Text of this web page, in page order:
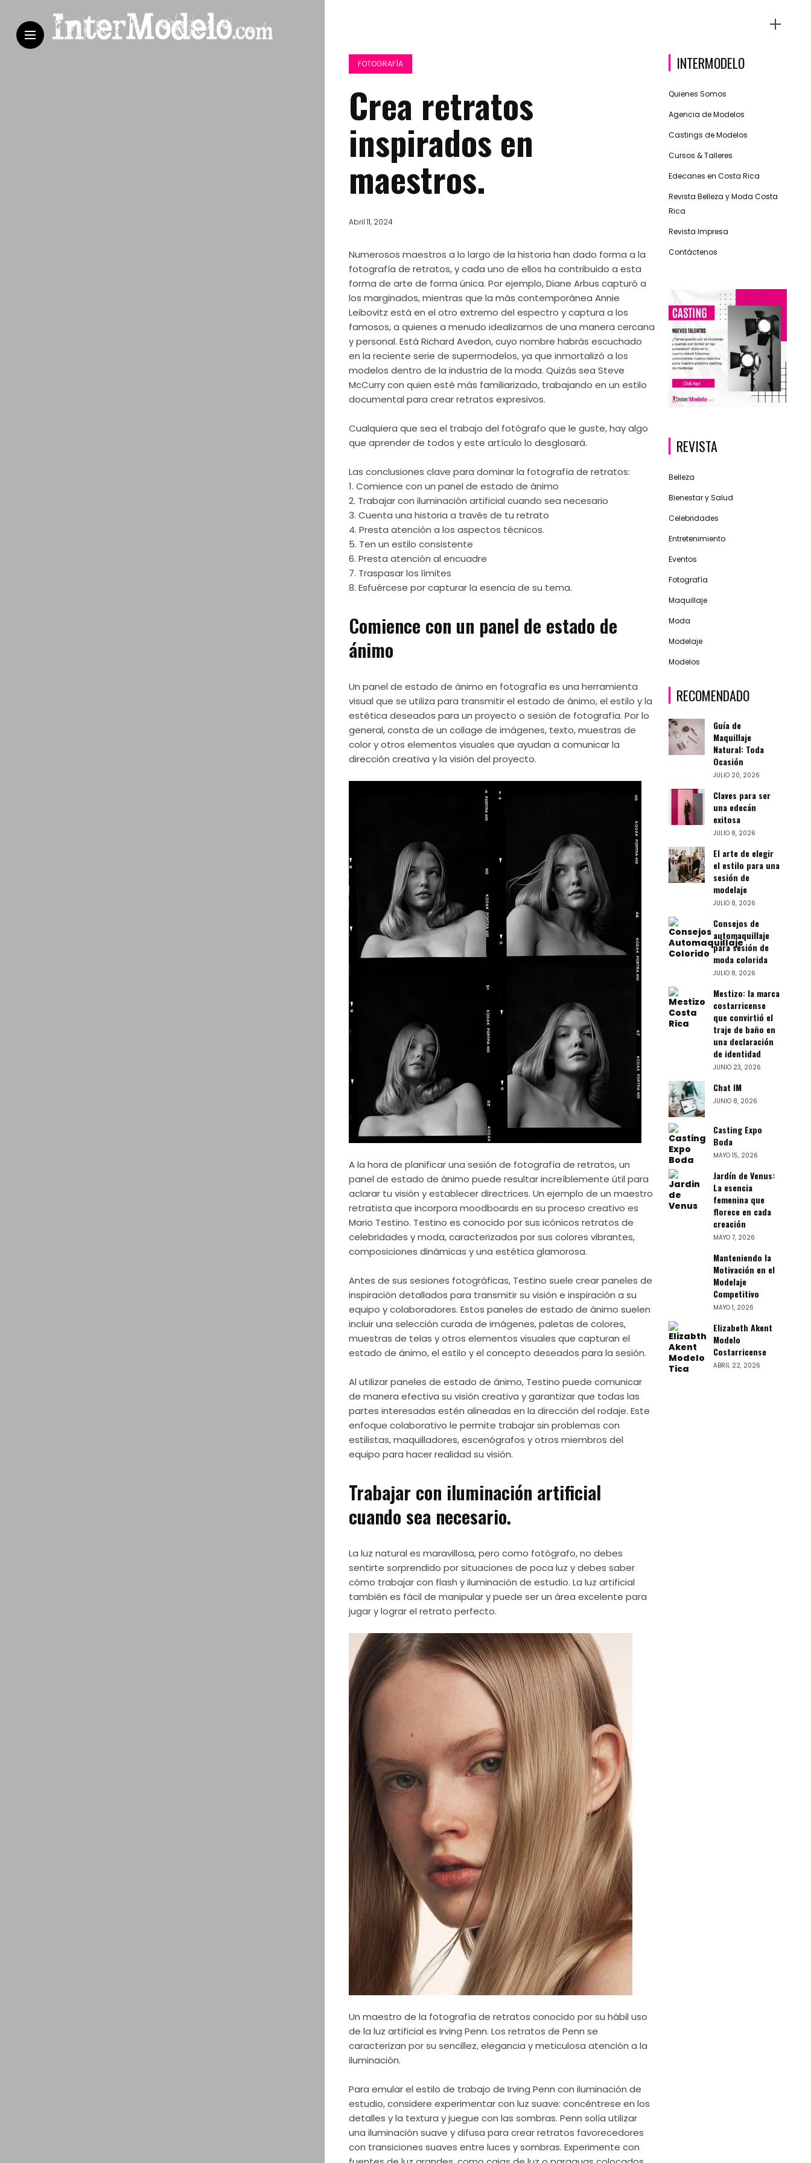
FOTOGRAFÍA
Crea retratos
inspirados en
maestros.
Abril 11, 2024
Numerosos maestros a lo largo de la historia han dado forma a la
fotografía de retratos, y cada uno de ellos ha contribuido a esta
forma de arte de forma única. Por ejemplo, Diane Arbus capturó a
los marginados, mientras que la más contemporánea Annie
Leibovitz está en el otro extremo del espectro y captura a los
famosos, a quienes a menudo idealizamos de una manera cercana
y personal. Está Richard Avedon, cuyo nombre habrás escuchado
en la reciente serie de supermodelos, ya que inmortalizó a los
modelos dentro de la industria de la moda. Quizás sea Steve
McCurry con quien esté más familiarizado, trabajando en un estilo
documental para crear retratos expresivos.
Cualquiera que sea el trabajo del fotógrafo que le guste, hay algo
que aprender de todos y este artículo lo desglosará.
Las conclusiones clave para dominar la fotografía de retratos:
1. Comience con un panel de estado de ánimo
2. Trabajar con iluminación artificial cuando sea necesario
3. Cuenta una historia a través de tu retrato
4. Presta atención a los aspectos técnicos.
5. Ten un estilo consistente
6. Presta atención al encuadre
7. Traspasar los límites
8. Esfuércese por capturar la esencia de su tema.
Comience con un panel de estado de
ánimo
Un panel de estado de ánimo en fotografía es una herramienta
visual que se utiliza para transmitir el estado de ánimo, el estilo y la
estética deseados para un proyecto o sesión de fotografía. Por lo
general, consta de un collage de imágenes, texto, muestras de
color y otros elementos visuales que ayudan a comunicar la
dirección creativa y la visión del proyecto.
A la hora de planificar una sesión de fotografía de retratos, un
panel de estado de ánimo puede resultar increíblemente útil para
aclarar tu visión y establecer directrices. Un ejemplo de un maestro
retratista que incorpora moodboards en su proceso creativo es
Mario Testino. Testino es conocido por sus icónicos retratos de
celebridades y moda, caracterizados por sus colores vibrantes,
composiciones dinámicas y una estética glamorosa.
Antes de sus sesiones fotográficas, Testino suele crear paneles de
inspiración detallados para transmitir su visión e inspiración a su
equipo y colaboradores. Estos paneles de estado de ánimo suelen
incluir una selección curada de imágenes, paletas de colores,
muestras de telas y otros elementos visuales que capturan el
estado de ánimo, el estilo y el concepto deseados para la sesión.
Al utilizar paneles de estado de ánimo, Testino puede comunicar
de manera efectiva su visión creativa y garantizar que todas las
partes interesadas estén alineadas en la dirección del rodaje. Este
enfoque colaborativo le permite trabajar sin problemas con
estilistas, maquilladores, escenógrafos y otros miembros del
equipo para hacer realidad su visión.
Trabajar con iluminación artificial
cuando sea necesario.
La luz natural es maravillosa, pero como fotógrafo, no debes
sentirte sorprendido por situaciones de poca luz y debes saber
cómo trabajar con flash y iluminación de estudio. La luz artificial
también es fácil de manipular y puede ser un área excelente para
jugar y lograr el retrato perfecto.
Un maestro de la fotografía de retratos conocido por su hábil uso
de la luz artificial es Irving Penn. Los retratos de Penn se
caracterizan por su sencillez, elegancia y meticulosa atención a la
iluminación.
Para emular el estilo de trabajo de Irving Penn con iluminación de
estudio, considere experimentar con luz suave: concéntrese en los
detalles y la textura y juegue con las sombras. Penn solía utilizar
una iluminación suave y difusa para crear retratos favorecedores
con transiciones suaves entre luces y sombras. Experimente con
INTERMODELO
Quienes Somos
Agencia de Modelos
Castings de Modelos
Cursos & Talleres
Edecanes en Costa Rica
Revista Belleza y Moda Costa
Rica
Revista Impresa
Contáctenos
REVISTA
Belleza
Bienestar y Salud
Celebridades
Entretenimiento
Eventos
Fotografía
Maquillaje
Moda
Modelaje
Modelos
RECOMENDADO
Guía de
Maquillaje
Natural: Toda
Ocasión
JULIO 20, 2026
Claves para ser
una edecán
exitosa
JULIO 8, 2026
El arte de elegir
el estilo para una
sesión de
modelaje
JULIO 8, 2026
Consejos de
automaquillaje
para sesión de
moda colorida
JULIO 8, 2026
Mestizo: la marca
costarricense
que convirtió el
traje de baño en
una declaración
de identidad
JUNIO 23, 2026
Chat IM
JUNIO 8, 2026
Casting Expo
Boda
MAYO 15, 2026
Jardín de Venus:
La esencia
femenina que
florece en cada
creación
MAYO 7, 2026
Manteniendo la
Motivación en el
Modelaje
Competitivo
MAYO 1, 2026
Elizabeth Akent
Modelo
Costarricense
ABRIL 22, 2026